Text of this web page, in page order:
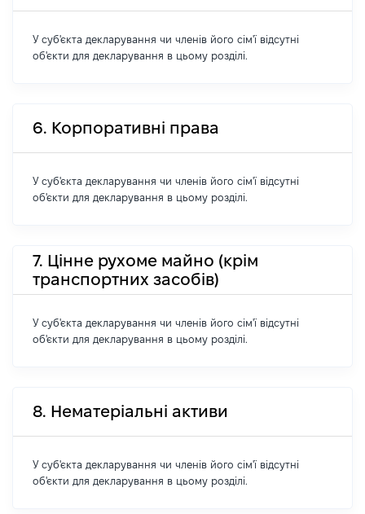
У суб'єкта декларування чи членів його сім'ї відсутні
об'єкти для декларування в цьому розділі.
6. Корпоративні права
У суб'єкта декларування чи членів його сім'ї відсутні
об'єкти для декларування в цьому розділі.
7. Цінне рухоме майно (крім
транспортних засобів)
У суб'єкта декларування чи членів його сім'ї відсутні
об'єкти для декларування в цьому розділі.
8. Нематеріальні активи
У суб'єкта декларування чи членів його сім'ї відсутні
об'єкти для декларування в цьому розділі.